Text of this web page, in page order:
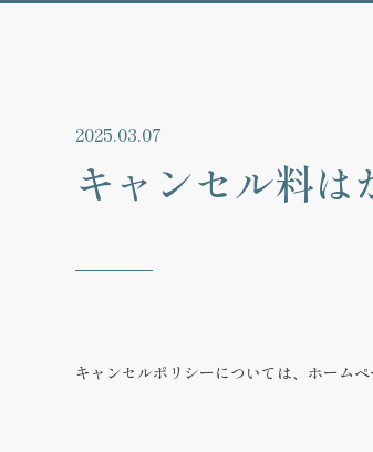
2025.03.07
キャンセル料は
キャンセルポリシーについては、ホーム